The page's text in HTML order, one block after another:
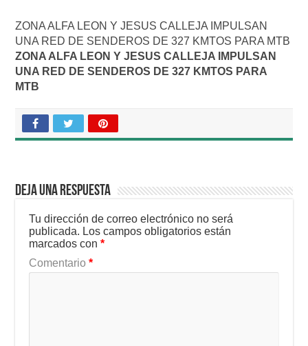
ZONA ALFA LEON Y JESUS CALLEJA IMPULSAN
UNA RED DE SENDEROS DE 327 KMTOS PARA MTB
ZONA ALFA LEON Y JESUS CALLEJA IMPULSAN
UNA RED DE SENDEROS DE 327 KMTOS PARA
MTB
Deja una respuesta
Tu dirección de correo electrónico no será
publicada. Los campos obligatorios están
marcados con*
Comentario*